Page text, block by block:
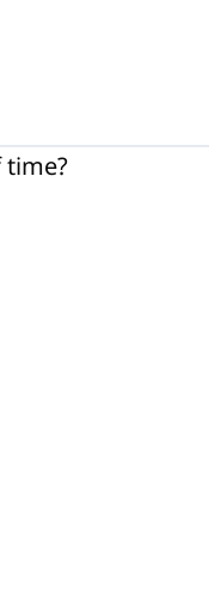
time?